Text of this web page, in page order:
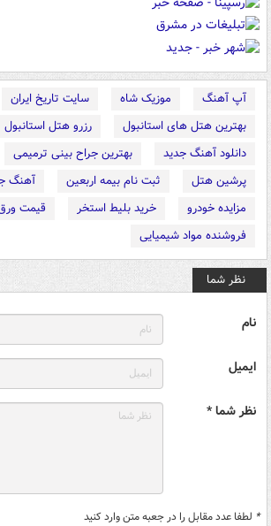
آپ آهنگ موزیک شاه
سایت تاریخ ایران
بهترین هتل های استانبول
رزرو هتل استانبول
دانلود آهنگ جدید
بهترین جراح بینی ترمیمی
پرشین هتل
ثبت نام بیمه اربعین
آهنگ
مزایده خودرو
خرید بلیط استخر
قیمت
فروشنده مواد شیمیایی
نظر شما
نام
ایمیل
نظر شما *
* لطفا عدد مقابل را در جعبه متن وارد کنید